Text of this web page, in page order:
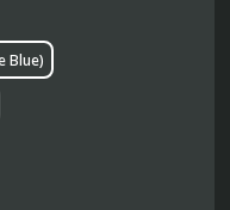
Blue)